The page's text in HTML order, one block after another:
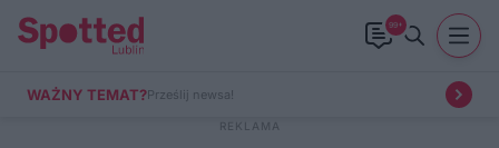
99+
WAŻNY TEMAT?Prześlij newsa!